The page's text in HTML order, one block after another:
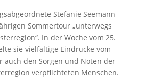
Stefanie Seemann
Sommertour „unterwegs
In der Woche vom 25.
sie vielfältige Eindrücke vom
auch den Sorgen und Nöten der
verpflichteten Menschen.